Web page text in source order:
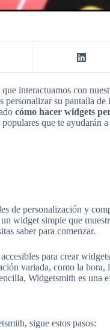
interactuamos con
su pantalla
cómo hacer widgets
que te ayudarán
de personalización y
un widget simple que
saber para comenzar.
para crear
variada, como la
Widgetsmith es una
sigue estos pasos: